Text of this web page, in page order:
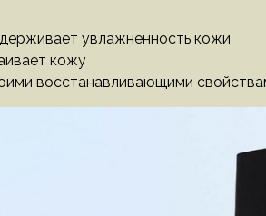
увлажненность кожи
кожу
восстанавливающими